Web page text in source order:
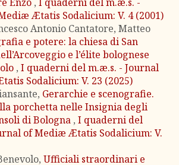
Ætatis Sodalicium: V. 4 (2001)
Antonio Cantatore, Matteo
e potere: la chiesa di San
e l’élite bolognese
, I quaderni del m.æ.s. - Journal
Sodalicium: V. 23 (2025)
Gerarchie e scenografie.
porchetta nelle Insignia degli
di Bologna , I quaderni del
of Mediæ Ætatis Sodalicium: V.
Ufficiali straordinari e